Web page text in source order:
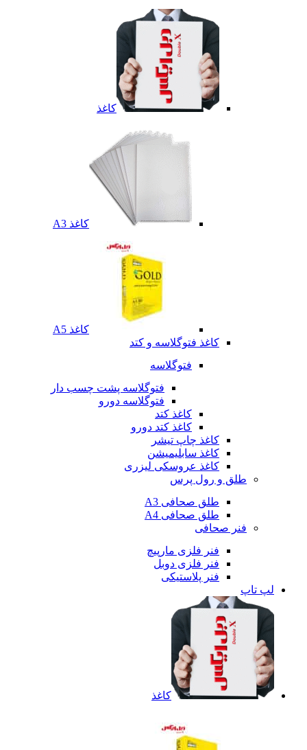
کاغذ
کاغذ A3
کاغذ A5
کاغذ فتوگلاسه و کتد
فتوگلاسه
فتوگلاسه پشت چسب دار
فتوگلاسه دورو
کاغذ کتد
کاغذ کتد دورو
کاغذ چاپ تیشر
کاغذ سابلیمیشن
کاغذ عروسکی لیزری
طلق و رول پرس
طلق صحافی A3
طلق صحافی A4
فنر صحافی
فنر فلزی مارپیچ
فنر فلزی دوبل
فنر پلاستیکی
لپ تاپ
کاغذ